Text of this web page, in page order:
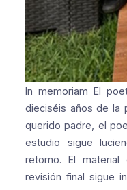
In memoriam El
dieciséis años de la
querido padre, el
estudio sigue
retorno. El
revisión final sigue